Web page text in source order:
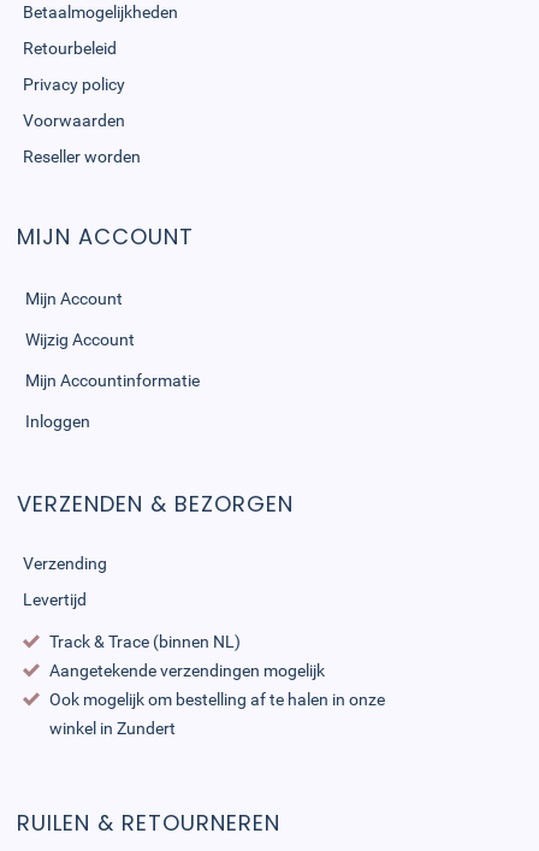
Betaalmogelijkheden
Retourbeleid
Privacy policy
Voorwaarden
Reseller worden
MIJN ACCOUNT
Mijn Account
Wijzig Account
Mijn Accountinformatie
Inloggen
VERZENDEN & BEZORGEN
Verzending
Levertijd
Track & Trace (binnen NL)
Aangetekende verzendingen mogelijk
Ook mogelijk om bestelling af te halen in onze
winkel in Zundert
RUILEN & RETOURNEREN